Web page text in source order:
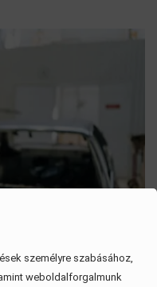
személyre szabásához,
weboldalforgalmunk
a fejünket